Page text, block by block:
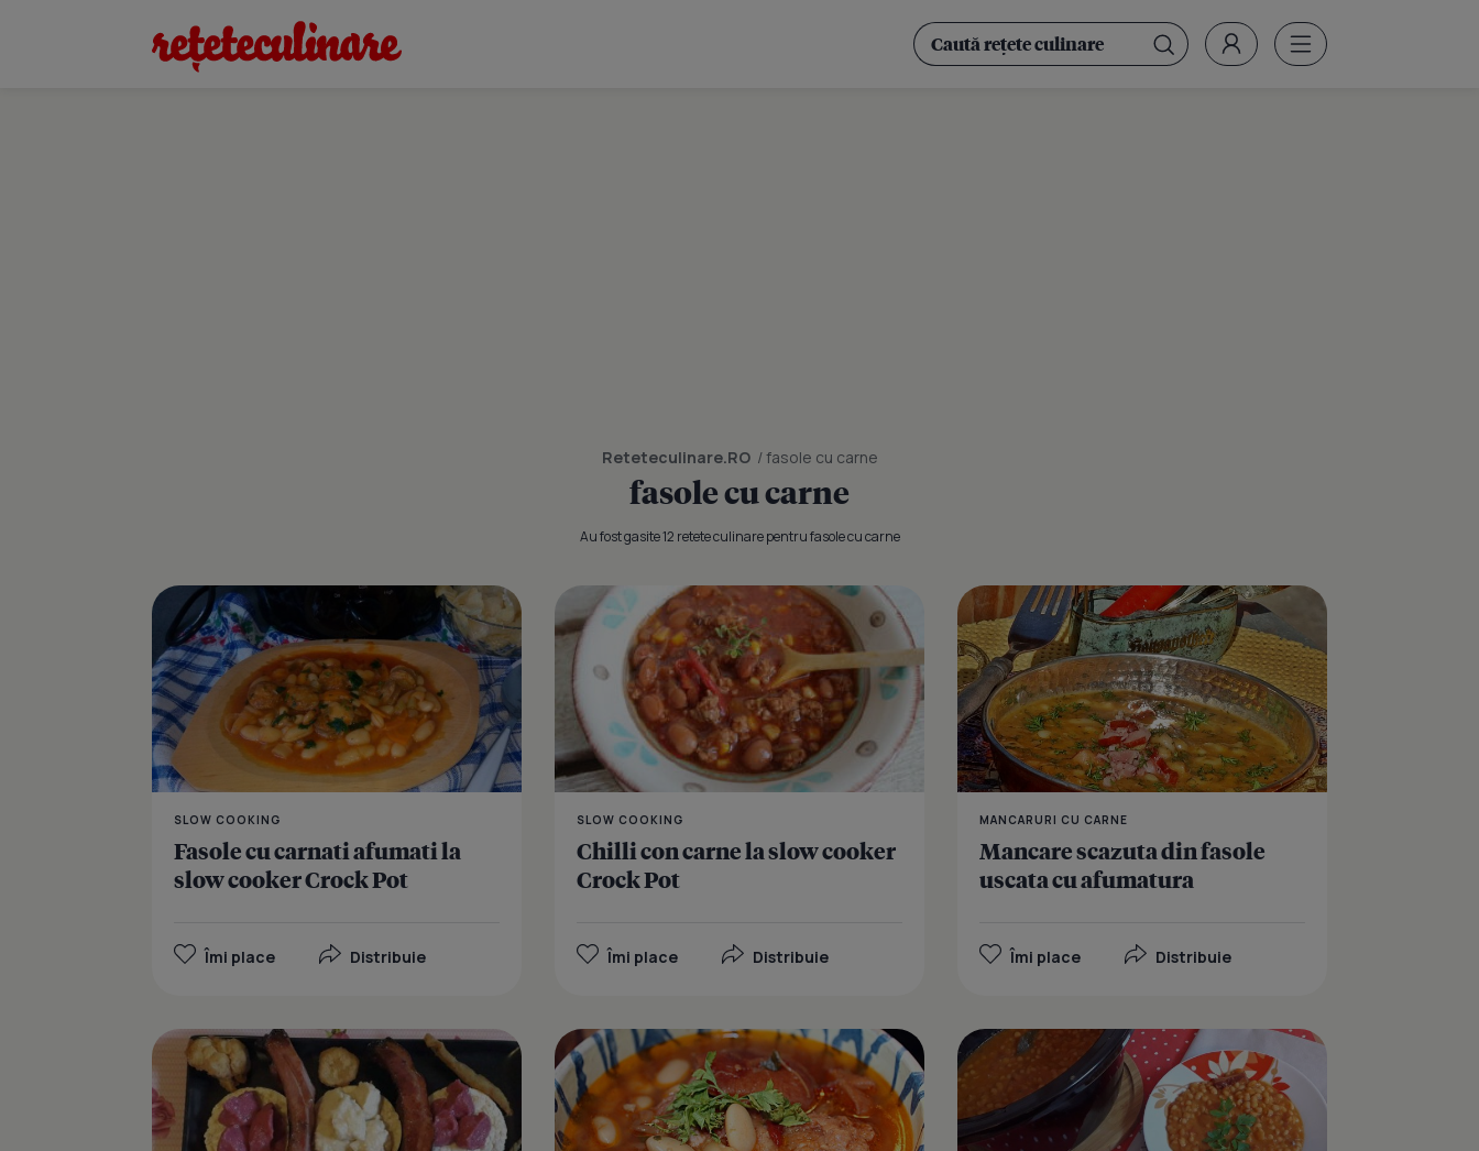
Reteteculinare.RO/ fasole cu carne
fasole cu carne
Au fost gasite 12 retete culinare pentru fasole cu carne
SLOW COOKING
Fasole cu carnati afumati la
slow cooker Crock Pot
Îmi place Distribuie
Fasole cu carnati afumati la slow cooker Crock Pot
SLOW COOKING
Chilli con carne la slow cooker
Crock Pot
Îmi place Distribuie
Chilli con carne la
MANCARURI CU CARNE
Mancare scazuta din fasole
uscata cu afumatura
Îmi place Distribuie
Fasole fandosita cu muraturi pane Fasole cu ciolan